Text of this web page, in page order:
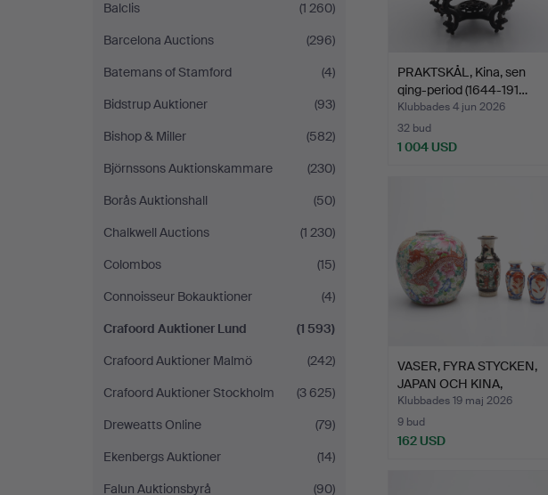
Balclis
(1 260)
Barcelona Auctions
(296)
Batemans of Stamford
(4)
Bidstrup Auktioner
(93)
Bishop & Miller
(582)
Björnssons Auktionskammare
(230)
Borås Auktionshall
(50)
Chalkwell Auctions
(1 230)
Colombos
(15)
Connoisseur Bokauktioner
(4)
Crafoord Auktioner Lund
(1 593)
Crafoord Auktioner Malmö
(242)
Crafoord Auktioner Stockholm
(3 625)
Dreweatts Online
(79)
Ekenbergs Auktioner
(14)
Falun Auktionsbyrå
(90)
PRAKTSKÅL, Kina, sen
qing-period (1644-191…
Klubbades 4 jun 2026
32 bud
1 004 USD
VASER, FYRA STYCKEN,
JAPAN OCH KINA,
OMKRI…
Klubbades 19 maj 2026
9 bud
162 USD